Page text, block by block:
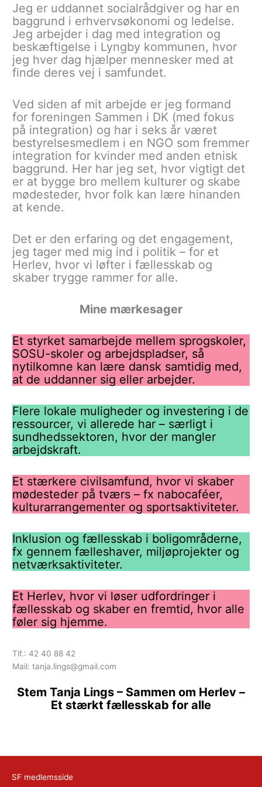
Jeg er uddannet socialrådgiver og har en
baggrund i erhvervsøkonomi og ledelse.
Jeg arbejder i dag med integration og
beskæftigelse i Lyngby kommunen, hvor
jeg hver dag hjælper mennesker med at
finde deres vej i samfundet.
Ved siden af mit arbejde er jeg formand
for foreningen Sammen i DK (med fokus
på integration) og har i seks år været
bestyrelsesmedlem i en NGO som fremmer
integration for kvinder med anden etnisk
baggrund. Her har jeg set, hvor vigtigt det
er at bygge bro mellem kulturer og skabe
mødesteder, hvor folk kan lære hinanden
at kende.
Det er den erfaring og det engagement,
jeg tager med mig ind i politik – for et
Herlev, hvor vi løfter i fællesskab og
skaber trygge rammer for alle.
Mine mærkesager
Et styrket samarbejde mellem sprogskoler,
SOSU-skoler og arbejdspladser, så
nytilkomne kan lære dansk samtidig med,
at de uddanner sig eller arbejder.
Flere lokale muligheder og investering i de
ressourcer, vi allerede har – særligt i
sundhedssektoren, hvor der mangler
arbejdskraft.
Et stærkere civilsamfund, hvor vi skaber
mødesteder på tværs – fx nabocaféer,
kulturarrangementer og sportsaktiviteter.
Inklusion og fællesskab i boligområderne,
fx gennem fælleshaver, miljøprojekter og
netværksaktiviteter.
Et Herlev, hvor vi løser udfordringer i
fællesskab og skaber en fremtid, hvor alle
føler sig hjemme.
Tlf.: 42 40 88 42
Mail: tanja.lings@gmail.com
Stem Tanja Lings – Sammen om Herlev –
Et stærkt fællesskab for alle
SF medlemsside